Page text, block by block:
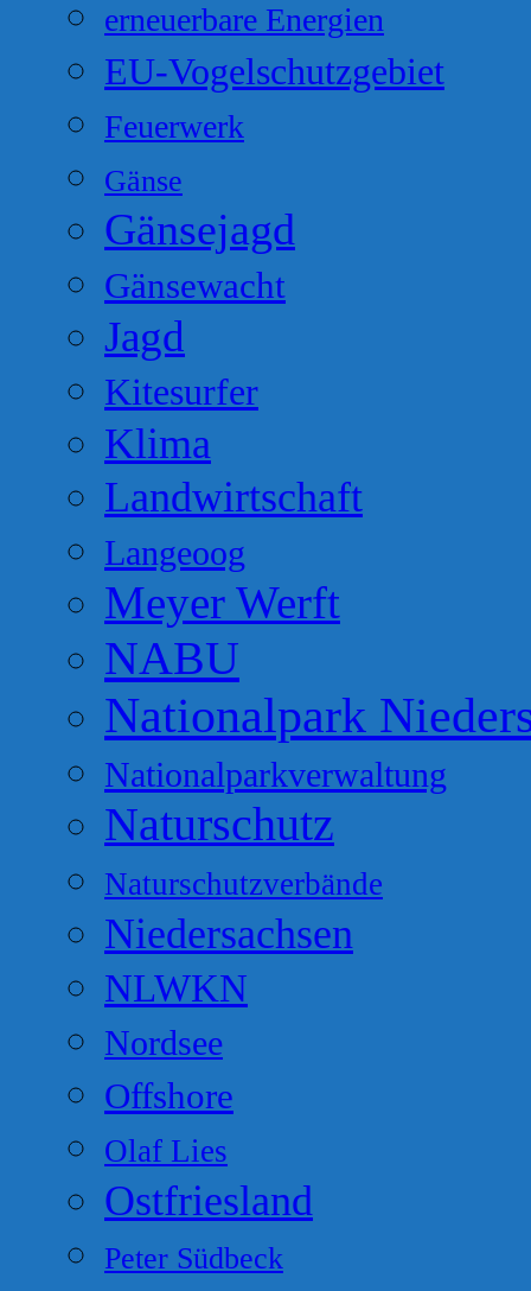
erneuerbare Energien
EU-Vogelschutzgebiet
Feuerwerk
Gänse
Gänsejagd
Gänsewacht
Jagd
Kitesurfer
Klima
Landwirtschaft
Langeoog
Meyer Werft
NABU
Nationalpark
Nationalparkverwaltung
Naturschutz
Naturschutzverbände
Niedersachsen
NLWKN
Nordsee
Offshore
Olaf Lies
Ostfriesland
Peter Südbeck